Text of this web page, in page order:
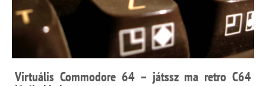
Virtuális Commodore 64 – játssz ma retro C64